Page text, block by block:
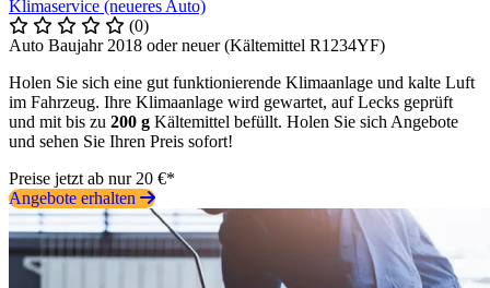
Klimaservice (neueres Auto)
(0)
Auto Baujahr 2018 oder neuer (Kältemittel R1234YF)
Holen Sie sich eine gut funktionierende Klimaanlage und kalte Luft
im Fahrzeug. Ihre Klimaanlage wird gewartet, auf Lecks geprüft
und mit bis zu 200 g Kältemittel befüllt. Holen Sie sich Angebote
und sehen Sie Ihren Preis sofort!
Preise jetzt ab nur 20 €*
Angebote erhalten